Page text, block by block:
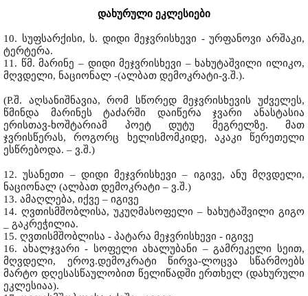
დახურული ეკლესიები
10. სუფსარქისი, ს. დიდი მეჯვრისხევი - ურფანოვი არშაკი,
ტერტერა.
11. წმ. მარინე – დიდი მეჯვრისხევი – ხახუტაშვილი ილიკო,
მღვდელი, ნაციონალ -(ალბათ დემოკრატი-ვ.შ.).
(P.შ. აღსანიშნავია, რომ სწორედ მეჯვრისხევის უძველეს,
წმინდა მარინეს ტაძარში დაიწერა ჯვარი ანასტასია
ერისთავ-ხოშტარიამ პოეტ დუტუ მეგრელზე. მათ
ჯვრისწერას, როგორც ხელისმომკიდე, აკაკი წერეთელი
ესწრებოდა. – ვ.შ.)
12. უსანეთი – დიდი მეჯვრისხევი – იგივე, ანუ მღვდელი,
ნაციონალ (ალბათ დემოკრატი – ვ.შ.)
13. ამაღლება, იქვე – იგივე
14. ღვთისმშობლისა, უკუღმასოფელი – ხახუტაშვილი გიგო
_ გაკრეჭილია.
15. ღვთისმშობლისა - პატარა მეჯვრისხევი - იგივე
16. ახალჯვარი - სოფელი ახალუბანი – გამრეკელი სეით,
მღვდელი, ეროვ.დემოკრატი წირვა-ლოცვა სწარმოებს
მარტო დღესასწაულობით წელიწადში ერთხელ (დახურული
ეკლესიაა).